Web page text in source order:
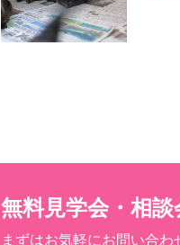
無料見学会・相談
まずはお気軽にお問い合わ